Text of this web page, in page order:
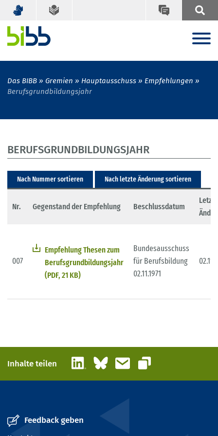
Das BIBB Gremien Hauptausschuss
Empfehlungen
Berufsgrundbildungsjahr
BERUFSGRUNDBILDUNGSJAHR
Nach Nummer sortieren Nach letzte Änderung sortieren
Nr. Gegenstand der Empfehlung Beschlussdatum
Letzte
007
Empfehlung Thesen zum
Berufsgrundbildungsjahr
(PDF, 21 KB)
Bundesausschuss
für Berufsbildung
02.11.1971
Inhalte teilen LinkedInBlueskyE-Mail
Link kopieren
Feedback geben